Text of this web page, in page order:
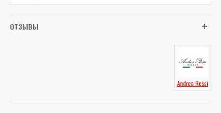
ОТЗЫВЫ
Andrea Rossi